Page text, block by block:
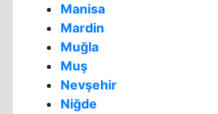
Manisa
Mardin
Muğla
Muş
Nevşehir
Niğde